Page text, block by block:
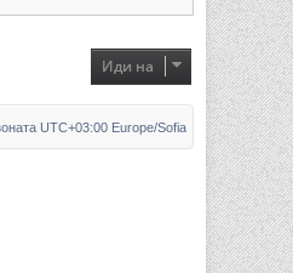
Иди на
UTC+03:00 Europe/Sofia